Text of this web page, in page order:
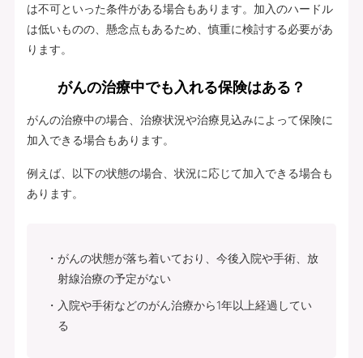
は不可といった条件がある場合もあります。加入のハードル
は低いものの、懸念点もあるため、慎重に検討する必要があ
ります。
がんの治療中でも入れる保険はある？
がんの治療中の場合、治療状況や治療見込みによって保険に
加入できる場合もあります。
例えば、以下の状態の場合、状況に応じて加入できる場合も
あります。
がんの状態が落ち着いており、今後入院や手術、放
射線治療の予定がない
入院や手術などのがん治療から1年以上経過してい
る